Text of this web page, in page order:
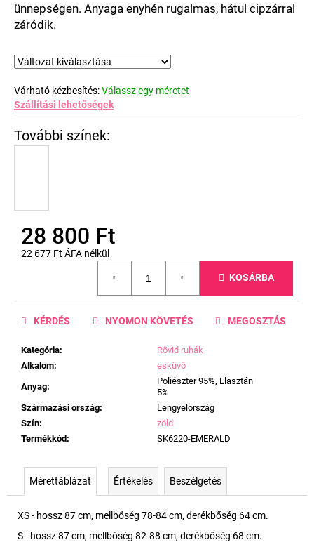
ünnepségen. Anyaga enyhén rugalmas, hátul cipzárral
záródik.
Várható kézbesítés:Válassz egy méretet
Szállítási lehetőségek
28 800 Ft
22 677 Ft ÁFA nélkül
KOSÁRBA
Kategória:
Rövid ruhák
Alkalom:
esküvő
Anyag:
Poliészter 95%, Elasztán
5%
Származási ország:
Lengyelország
Szín:
zöld
Termékkód: SK6220-EMERALD
KÉRDÉS NYOMON KÖVETÉS MEGOSZTÁS
Mérettáblázat Értékelés Beszélgetés
XS - hossz 87 cm, mellbőség 78-84 cm, derékbőség 64 cm.
S - hossz 87 cm, mellbőség 82-88 cm, derékbőség 68 cm.